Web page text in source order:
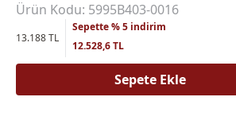
Ürün Kodu: 5995B403-0016
13.188 TL
Sepette % 5 indirim
12.528,6 TL
Sepete Ekle